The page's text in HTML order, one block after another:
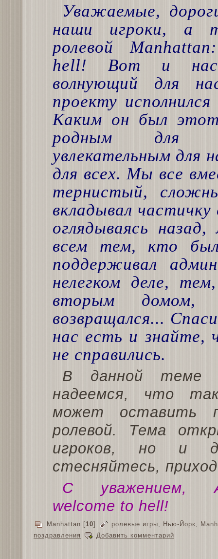
Уважаемые,
наши игроки, а
ролевой
hell! Вот и
волнующий для
проекту
Каким он был
родным для
увлекательным для
для всех. Мы все
тернистый,
вкладывал
оглядываясь
всем тем, кто
поддерживал
нелегком деле,
вторым
возвращался...
нас есть и знайте,
не справились.
В данной теме
надеемся, что
может оставить
ролевой. Тема
игроков, но и
стесняйтесь,
С уважением,
welcome to hell!
Manhattan [10] ролевые игры Нью-Йорк
поздравления
Добавить комментарий